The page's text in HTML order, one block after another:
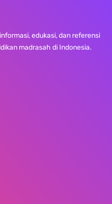
edukasi, dan referensi
madrasah di Indonesia.